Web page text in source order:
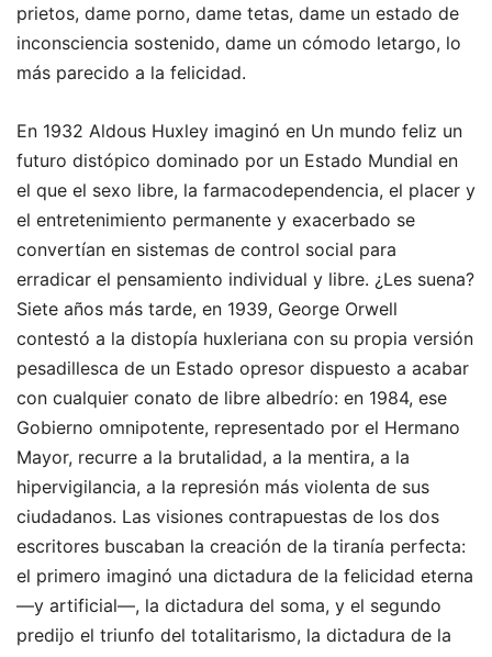
prietos, dame porno, dame tetas, dame un estado de
inconsciencia sostenido, dame un cómodo letargo, lo
más parecido a la felicidad.
En 1932 Aldous Huxley imaginó en Un mundo feliz un
futuro distópico dominado por un Estado Mundial en
el que el sexo libre, la farmacodependencia, el placer y
el entretenimiento permanente y exacerbado se
convertían en sistemas de control social para
erradicar el pensamiento individual y libre. ¿Les suena?
Siete años más tarde, en 1939, George Orwell
contestó a la distopía huxleriana con su propia versión
pesadillesca de un Estado opresor dispuesto a acabar
con cualquier conato de libre albedrío: en 1984, ese
Gobierno omnipotente, representado por el Hermano
Mayor, recurre a la brutalidad, a la mentira, a la
hipervigilancia, a la represión más violenta de sus
ciudadanos. Las visiones contrapuestas de los dos
escritores buscaban la creación de la tiranía perfecta:
el primero imaginó una dictadura de la felicidad eterna
—y artificial—, la dictadura del soma, y el segundo
predijo el triunfo del totalitarismo, la dictadura de la